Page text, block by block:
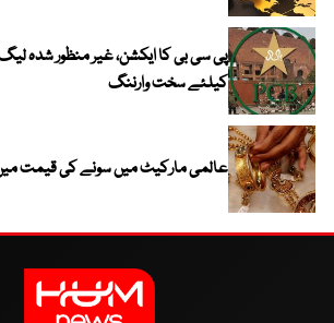
پی سی بی کا ایکشن، غیر منظور شدہ
کیلئے سخت وارننگ
عالمی مارکیٹ میں سونے کی قیمت میں